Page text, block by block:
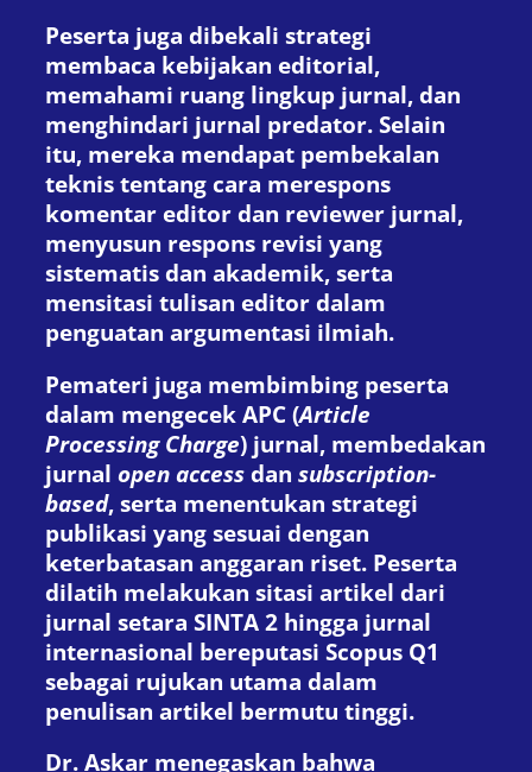
Peserta juga dibekali strategi
membaca kebijakan editorial,
memahami ruang lingkup jurnal, dan
menghindari jurnal predator. Selain
itu, mereka mendapat pembekalan
teknis tentang cara merespons
komentar editor dan reviewer jurnal,
menyusun respons revisi yang
sistematis dan akademik, serta
mensitasi tulisan editor dalam
penguatan argumentasi ilmiah.
Pemateri juga membimbing peserta
dalam mengecek APC (Article
Processing Charge) jurnal, membedakan
jurnal open access dan subscription-
based, serta menentukan strategi
publikasi yang sesuai dengan
keterbatasan anggaran riset. Peserta
dilatih melakukan sitasi artikel dari
jurnal setara SINTA 2 hingga jurnal
internasional bereputasi Scopus Q1
sebagai rujukan utama dalam
penulisan artikel bermutu tinggi.
Dr. Askar menegaskan bahwa